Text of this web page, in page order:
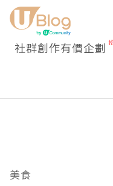
社群創作有價企劃
美食